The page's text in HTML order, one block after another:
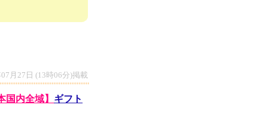
月27日 (13時06分)掲載
内全域】 ギフト